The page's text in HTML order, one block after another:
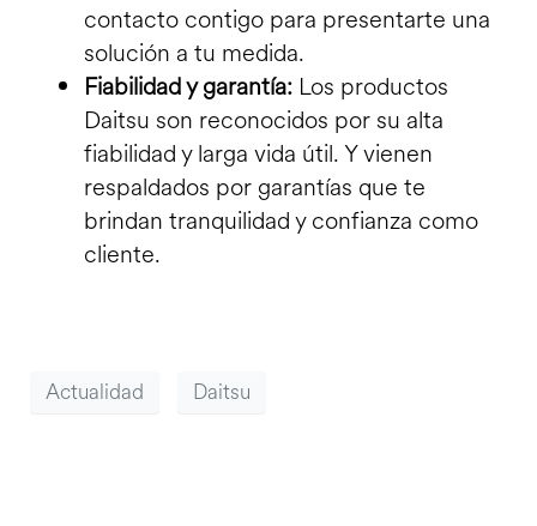
contacto contigo para presentarte una
solución a tu medida.
Fiabilidad y garantía: Los productos
Daitsu son reconocidos por su alta
fiabilidad y larga vida útil. Y vienen
respaldados por garantías que te
brindan tranquilidad y confianza como
cliente.
Actualidad Daitsu